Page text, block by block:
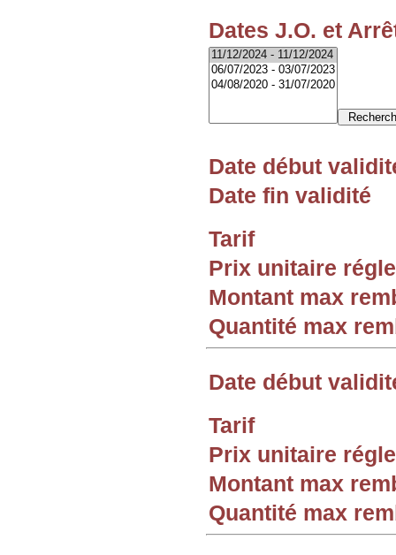
Dates J.O. et
Date début
Date fin validité
Tarif
Prix unitaire
Montant max
Quantité max
Date début
Tarif
Prix unitaire
Montant max
Quantité max